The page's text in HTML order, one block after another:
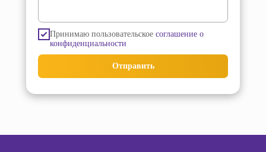
Принимаю пользовательское соглашение о
конфиденциальности
Отправить